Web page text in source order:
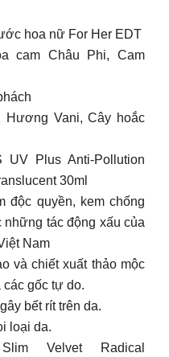
hoa nữ For Her EDT
cam Châu Phi, Cam
Vani, Cây hoắc
UV Plus Anti-Pollution
30ml
độc quyền, kem chống
tác động xấu của
Nam
và chiết xuất thảo mộc
gốc tự do.
bết rít trên da.
loại da.
Velvet Radical